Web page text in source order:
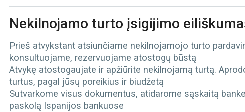
Nekilnojamo turto įsigijimo
Prieš atvykstant atsiunčiame nekilnojamojo turto
konsultuojame, rezervuojame atostogų būstą
Atvykę atostogaujate ir apžiūrite nekilnojamą turtą.
turtus, pagal jūsų poreikius ir biudžetą
Sutvarkome visus dokumentus, atidarome sąskaitą
paskolą Ispanijos bankuose